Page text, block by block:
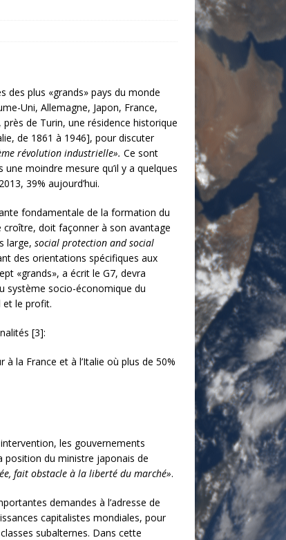
des plus «grands» pays du monde
Uni, Allemagne, Japon, France,
de Turin, une résidence historique
de 1861 à 1946], pour discuter
révolution industrielle». Ce sont
moindre mesure qu’il y a quelques
39% aujourd’hui.
fondamentale de la formation du
doit façonner à son avantage
large, social protection and social
des orientations spécifiques aux
«grands», a écrit le G7, devra
système socio-économique du
et le profit.
[3]:
la France et à l’Italie où plus de 50%
les gouvernements
position du ministre japonais de
fait obstacle à la liberté du marché».
demandes à l’adresse de
capitalistes mondiales, pour
subalternes. Dans cette